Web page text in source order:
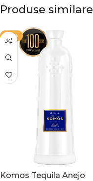
Produse similare
-25%
Komos Tequila Anejo